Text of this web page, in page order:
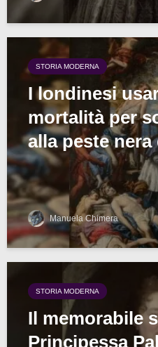
STORIA MODERNA
I londinesi
mortalità per
alla peste nera
Manuela Chimera
STORIA MODERNA
Il memorabile
Principessa